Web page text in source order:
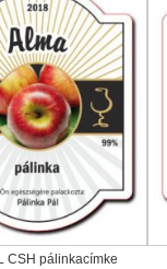
CSH pálinkacímke